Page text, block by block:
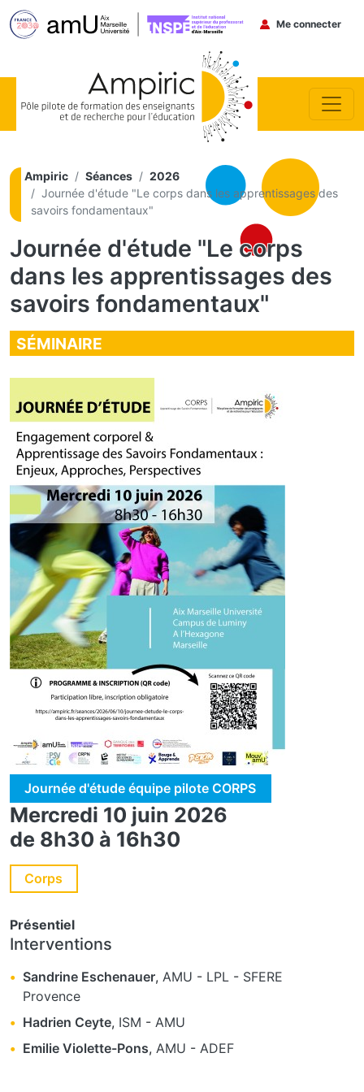
Menu du
Me connecter
Ampiric Séances
2026
Journée d'étude "Le corps dans les apprentissages des
savoirs fondamentaux"
Journée d'étude "Le corps
dans les apprentissages des
savoirs fondamentaux"
SÉMINAIRE
Journée d'étude équipe pilote CORPS
Mercredi 10 juin 2026
de 8h30 à 16h30
Corps
Présentiel
Interventions
Sandrine Eschenauer, AMU - LPL - SFERE
Provence
Hadrien Ceyte, ISM - AMU
Emilie Violette-Pons, AMU - ADEF